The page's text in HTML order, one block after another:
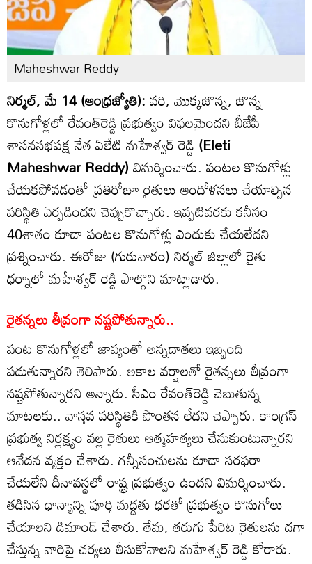
Maheshwar Reddy
నిర్మల్, మే 14 (ఆంధ్రజ్యోతి):వరి, మొక్కజొన్న, జొన్న
కొనుగోళ్లలో రేవంత్‌రెడ్డి ప్రభుత్వం విఫలమైందని బీజేపీ
శాసనసభపక్ష నేత ఏలేటి మహేశ్వర్ రెడ్డి (Eleti
Maheshwar Reddy)విమర్శించారు. పంటల కొనుగోళ్లు
చేయకపోవడంతో ప్రతిరోజూ రైతులు ఆందోళనలు చేయాల్సిన
పరిస్థితి ఏర్పడిందని చెప్పుకొచ్చారు. ఇప్పటివరకు కనీసం
40శాతం కూడా పంటల కొనుగోళ్లు ఎందుకు చేయలేదని
ప్రశ్నించారు. ఈరోజు (గురువారం) నిర్మల్ జిల్లాలో రైతు
ధర్నాలో మహేశ్వర్‌ రెడ్డి పాల్గొని మాట్లాడారు.
రైతన్నలు తీవ్రంగా నష్టపోతున్నారు..
పంట కొనుగోళ్లలో జాప్యంతో అన్నదాతలు ఇబ్బంది
పడుతున్నారని తెలిపారు. అకాల వర్షాలతో రైతన్నలు తీవ్రంగా
నష్టపోతున్నారని అన్నారు. సీఎం రేవంత్‌రెడ్డి చెబుతున్న
మాటలకు.. వాస్తవ పరిస్థితికి పొంతన లేదని చెప్పారు. కాంగ్రెస్
ప్రభుత్వ నిర్లక్ష్యం వల్ల రైతులు ఆత్మహత్యలు చేసుకుంటున్నారని
ఆవేదన వ్యక్తం చేశారు. గన్నీసంచులను కూడా సరఫరా
చేయలేని దీనావస్థలో రాష్ట్ర ప్రభుత్వం ఉందని విమర్శించారు.
తడిసిన ధాన్యాన్ని పూర్తి మద్దతు ధరతో ప్రభుత్వం కొనుగోలు
చేయాలని డిమాండ్ చేశారు. తేమ, తరుగు పేరిట రైతులను దగా
చేస్తున్న వారిపై చర్యలు తీసుకోవాలని మహేశ్వర్‌ రెడ్డి కోరారు.